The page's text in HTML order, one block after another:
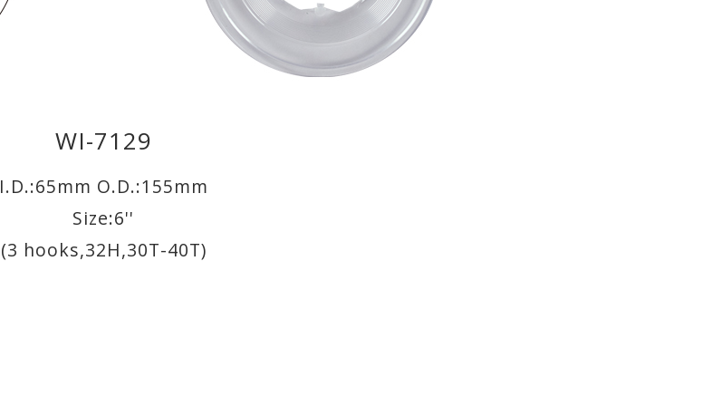
WI-7129
I.D.:65mm O.D.:155mm
Size:6''
(3 hooks,32H,30T-40T)